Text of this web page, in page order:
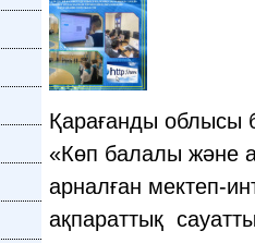
Қарағанды облысы
«Көп балалы және
арналған мектеп-
ақпараттық